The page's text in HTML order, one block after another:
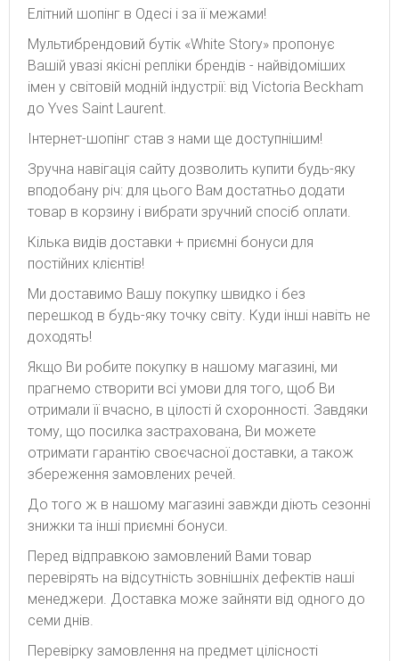
Елітний шопінг в Одесі і за її межами!
Мультибрендовий бутік «White Story» пропонує
Вашій увазі якісні репліки брендів - найвідоміших
імен у світовій модній індустрії: від Victoria Beckham
до Yves Saint Laurent.
Інтернет-шопінг став з нами ще доступнішим!
Зручна навігація сайту дозволить купити будь-яку
вподобану річ: для цього Вам достатньо додати
товар в корзину і вибрати зручний спосіб оплати.
Кілька видів доставки + приємні бонуси для
постійних клієнтів!
Ми доставимо Вашу покупку швидко і без
перешкод в будь-яку точку світу. Куди інші навіть не
доходять!
Якщо Ви робите покупку в нашому магазині, ми
прагнемо створити всі умови для того, щоб Ви
отримали її вчасно, в цілості й схоронності. Завдяки
тому, що посилка застрахована, Ви можете
отримати гарантію своєчасної доставки, а також
збереження замовлених речей.
До того ж в нашому магазині завжди діють сезонні
знижки та інші приємні бонуси.
Перед відправкою замовлений Вами товар
перевірять на відсутність зовнішніх дефектів наші
менеджери. Доставка може зайняти від одного до
семи днів.
Перевірку замовлення на предмет цілісності